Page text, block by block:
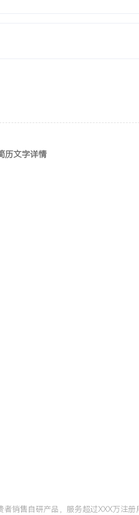
历文字详情
销售自研产品，服务超过XXX万注册